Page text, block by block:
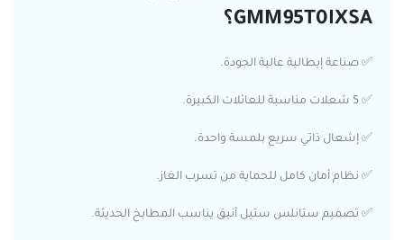
GMM95T0IXSA؟
✅ صناعة إيطالية عالية الجودة.
✅ 5 شعلات مناسبة للعائلات الكبيرة.
✅ إشعال ذاتي سريع بلمسة واحدة.
✅ نظام أمان كامل للحماية من تسرب الغاز.
✅ تصميم ستانلس ستيل أنيق يناسب المطابخ الحديثة.